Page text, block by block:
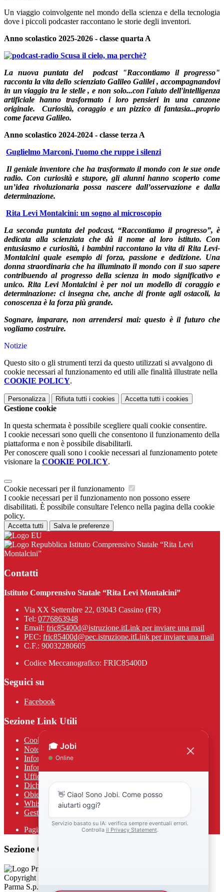
Un viaggio coinvolgente nel mondo della scienza e della tecnologia
dove i piccoli podcaster raccontano le storie degli inventori.
Anno scolastico 2025-2026 - classe quarta A
Scusa il cielo, ma perchè?
La nuova puntata del podcast "Raccontiamo il progresso"
racconta la vita dello scienziato Galileo Galilei , accompagnandovi
in un viaggio tra le stelle , e non solo...con l'aiuto dell'intelligenza
artificiale hanno trasformato i loro pensieri in una canzone
originale.Curiosità, coraggio e un pizzico di fantasia...proprio
come faceva Galileo.
Anno scolastico 2024-2024 - classe terza A
Guglielmo Marconi, l'uomo che ruppe i silenzi
Il geniale inventore che ha trasformato il mondo con le sue onde
radio. Con curiosità e stupore, gli alunni hanno scoperto come
un’idea rivoluzionaria possa nascere dall’osservazione e dalla
determinazione.
Rita Levi Montalcini: un sogno al microscopio
La seconda puntata del podcast, “Raccontiamo il progresso”, è
dedicata alla scienziata che dà il nome al loro istituto. Con
entusiasmo e curiosità, i bambini raccontano la vita di Rita Levi-
Montalcini quale esempio di forza, passione e dedizione. Una
donna straordinaria che ha illuminato il mondo con il suo sapere
contribuendo al progresso della scienza in modo significativo e
unico. Rita Levi Montalcini è per noi un modello di coraggio e
determinazione: ci insegna che, anche di fronte agli ostacoli, la
conoscenza è la forza più grande.
Sognare, imparare, non arrendersi mai: questo è il futuro che
vogliamo costruire.
Notizie
Questo sito o gli strumenti terzi da questo utilizzati si avvalgono di
cookie necessari al funzionamento ed utili alle finalità illustrate nella
COOKIE POLICY.
Personalizza Rifiuta tutti i cookies Accetta tutti i cookies
Gestione cookie
In questa schermata è possibile scegliere quali cookie consentire.
I cookie necessari sono quelli che consentono il funzionamento della
piattaforma e non è possibile disabilitarli.
Per conoscere quali sono i cookie necessari al funzionamento potete
visionare la COOKIE POLICY.
Cookie necessari per il funzionamento
I cookie necessari per il funzionamento non possono essere
disabilitati. È possibile consultare l'elenco nella pagina della cookie
policy.
Accetta tutti Salva le preferenze
Istituto Comprensivo Statale “Rita Levi
Montalcini”
Contatti
Istituto Comprensivo Statale “Rita Levi Montalcini”
Via XX Settembre 22, 03043 Cassino (FR)
Tel: 0776863948
Email: fric85400d@istruzione.itLink per inviare una mail
PEC: fric85400d@pec.istruzione.itLink per inviare una mail
C.F.: 90032280605
Codice Meccanografico: FRIC85400D
Seguici su
Facebook
Sezione Link Utili
Cookie policy
Note legali
Informativa Privacy
Informativa Privacy chatbot Jobi
Ufficio Relazioni con il Pubblico
Dichiarazione di accessibilità
Obiettivi di accessibilità
Whistleblowing
Gestione consensi cookie
Pagina visualizzata821volte
Sezione Copyright
Copyright 2026 | Engineered and powered by Gruppo Spaggiari
Parma S.p.A. | Divisione Publishing & New Social Media